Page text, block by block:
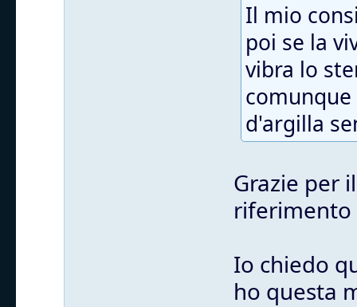
Il mio
poi se la
vibra lo
d'argilla
Grazie per
riferimento
Io chiedo
ho questa